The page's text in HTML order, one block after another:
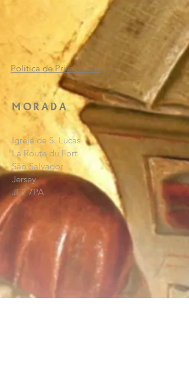
Política de Privacidade
MORADA
Igreja de S. Lucas
La Route du Fort
São Salvador
Jersey
JE2 7PA